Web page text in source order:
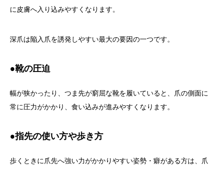
に皮膚へ入り込みやすくなります。
深爪は陥入爪を誘発しやすい最大の要因の一つです。
●靴の圧迫
幅が狭かったり、つま先が窮屈な靴を履いていると、爪の側面に
常に圧力がかかり、食い込みが進みやすくなります。
●指先の使い方や歩き方
歩くときに爪先へ強い力がかかりやすい姿勢・癖がある方は、爪